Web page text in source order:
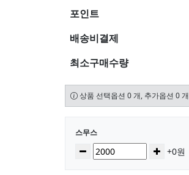
포인트
배송비결제
최소구매수량
상품 선택옵션 0 개, 추가옵션 0 개
선택된 옵션
스무스
수량감소 증가+0원